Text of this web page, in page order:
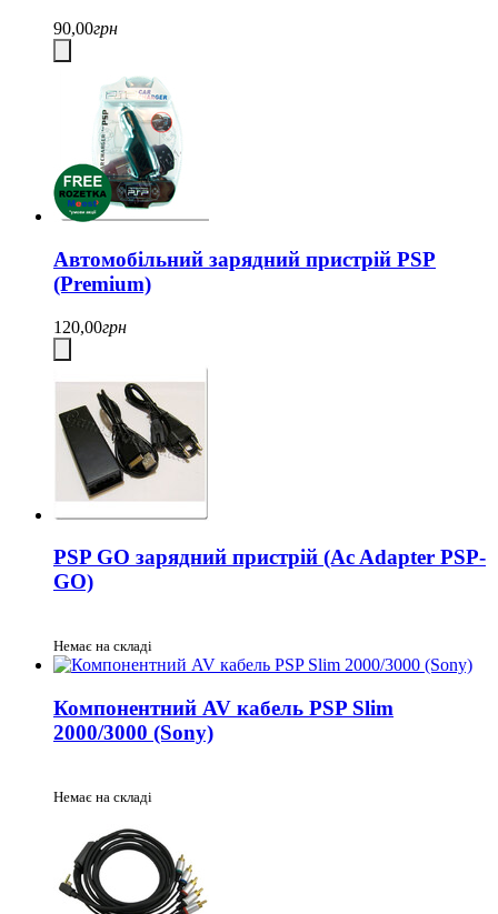
90,00грн
Автомобільний зарядний пристрій PSP
(Premium)
120,00грн
PSP GO зарядний пристрій (Ac Adapter PSP-
GO)
Немає на складі
Компонентний AV кабель PSP Slim
2000/3000 (Sony)
Немає на складі